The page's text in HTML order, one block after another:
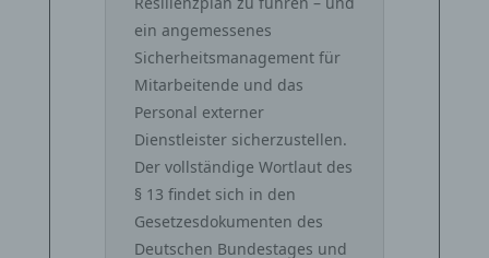
ein angemessenes
Sicherheitsmanagement für
Mitarbeitende und das
Personal externer
Dienstleister sicherzustellen.
Der vollständige Wortlaut des
§ 13 findet sich in den
Gesetzesdokumenten des
Deutschen Bundestages und